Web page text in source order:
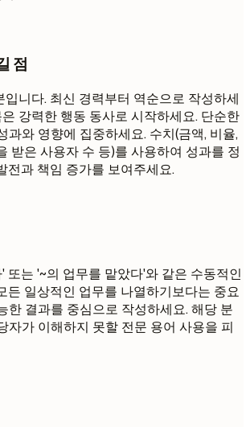
점
입니다. 최신 경력부터 역순으로 작성하세
강력한 행동 동사로 시작하세요. 단순한
과와 영향에 집중하세요. 수치(금액, 비율,
받은 사용자 수 등)를 사용하여 성과를 정
전과 책임 증가를 보여주세요.
또는 '~의 업무를 맡았다'와 같은 수동적인
든 일상적인 업무를 나열하기보다는 중요
한 결과를 중심으로 작성하세요. 해당 분
자가 이해하지 못할 전문 용어 사용을 피